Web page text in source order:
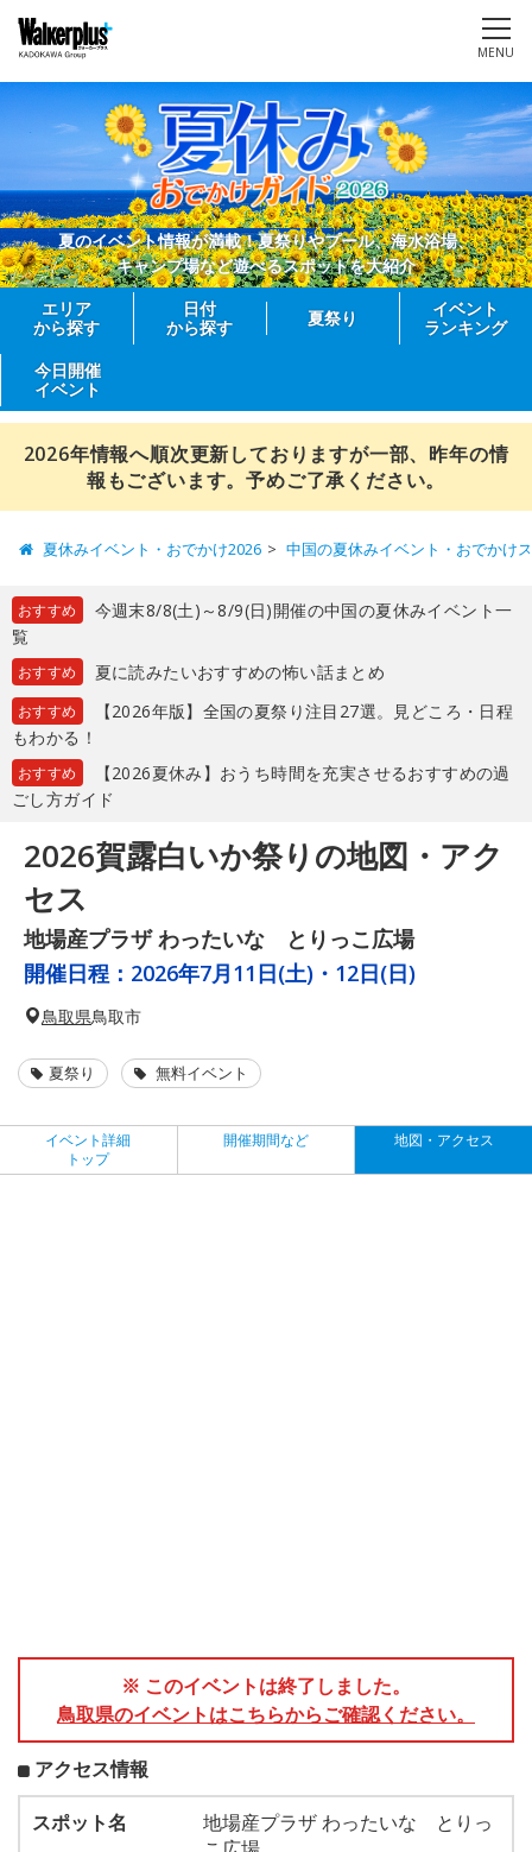
MENU
夏のイベント情報が満載！夏祭りやプール、海水浴場、
キャンプ場など遊べるスポットを大紹介
エリア
から探す
日付
から探す
夏祭り
イベント
ランキング
今日開催
イベント
2026年情報へ順次更新しておりますが一部、昨年の情
報もございます。予めご了承ください。
夏休みイベント・おでかけ2026 中国の夏休みイベント・おでかけ
おすすめ
今週末8/8(土)～8/9(日)開催の中国の夏休みイベント一
覧
おすすめ 夏に読みたいおすすめの怖い話まとめ
おすすめ
【2026年版】全国の夏祭り注目27選。見どころ・日程
もわかる！
おすすめ
【2026夏休み】おうち時間を充実させるおすすめの過
ごし方ガイド
2026賀露白いか祭りの地図・アク
セス
地場産プラザ わったいな とりっこ広場
開催日程： 2026年7月11日(土)・12日(日)
鳥取県鳥取市
夏祭り 無料イベント
イベント詳細
トップ
開催期間など 地図・アクセス
※ このイベントは終了しました。
鳥取県のイベントはこちらからご確認ください。
アクセス情報
スポット名
地場産プラザ わったいな とりっ